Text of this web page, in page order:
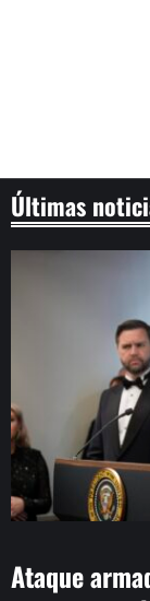
Últimas
Ataque